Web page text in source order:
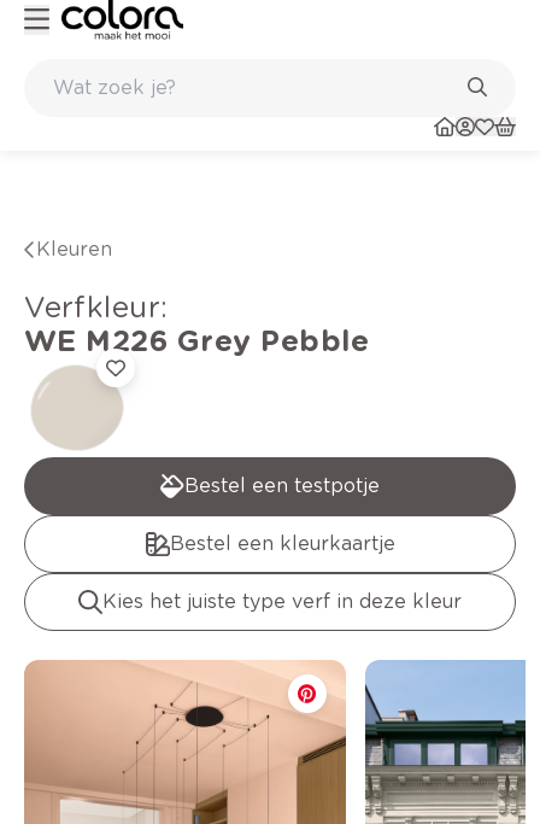
Kleuren
verfkleur:
WE M226 Grey Pebble
Bestel een testpotje
Bestel een kleurkaartje
Kies het juiste type verf in deze kleur